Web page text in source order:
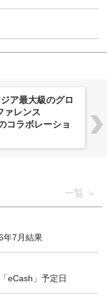
ア最大級のグロ
ァレンス
コラボレーショ
一覧
年7月結果
eCash」予定日